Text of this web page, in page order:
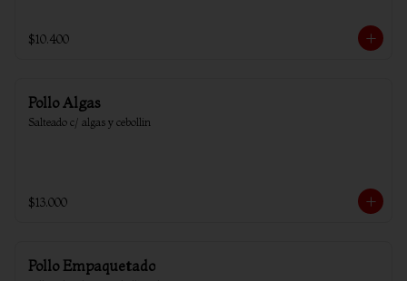
$10.400
Pollo Algas
Salteado c/ algas y cebollin
$13.000
Pollo Empaquetado